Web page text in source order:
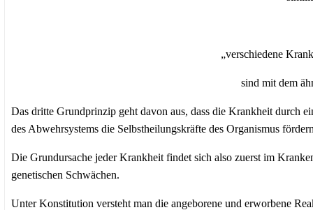
„verschiedene
sind mit dem
Das dritte Grundprinzip geht davon aus, dass die Krankheit durch
des Abwehrsystems die Selbstheilungskräfte des Organismus
Die Grundursache jeder Krankheit findet sich also zuerst im
genetischen Schwächen.
Unter Konstitution versteht man die angeborene und erworbene